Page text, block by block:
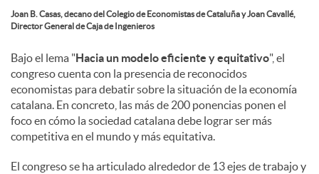
Joan B. Casas, decano del Colegio de Economistas de Cataluña y Joan Cavallé,
Director General de Caja de Ingenieros
Bajo el lema "Hacia un modelo eficiente y equitativo", el
congreso cuenta con la presencia de reconocidos
economistas para debatir sobre la situación de la economía
catalana. En concreto, las más de 200 ponencias ponen el
foco en cómo la sociedad catalana debe lograr ser más
competitiva en el mundo y más equitativa.
El congreso se ha articulado alrededor de 13 ejes de trabajo y